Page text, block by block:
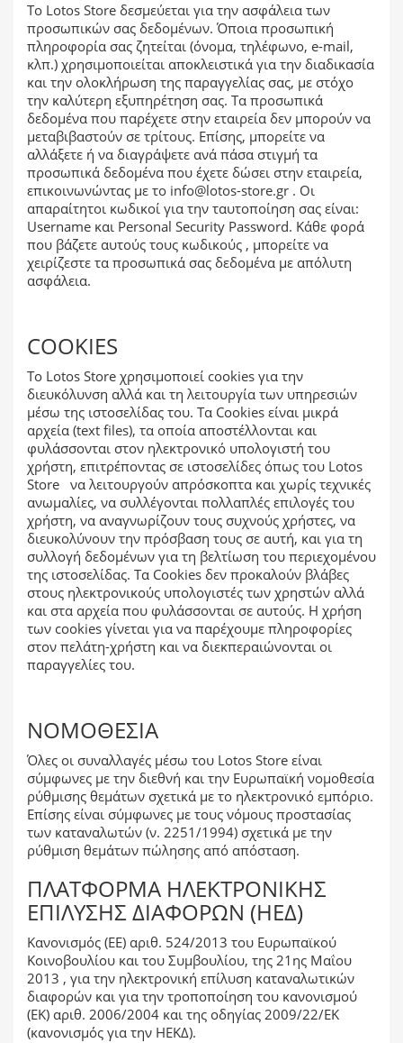
Το Lotos Store δεσμεύεται για την ασφάλεια των
προσωπικών σας δεδομένων. Όποια προσωπική
πληροφορία σας ζητείται (όνομα, τηλέφωνο, e-mail,
κλπ.) χρησιμοποιείται αποκλειστικά για την διαδικασία
και την ολοκλήρωση της παραγγελίας σας, με στόχο
την καλύτερη εξυπηρέτηση σας. Τα προσωπικά
δεδομένα που παρέχετε στην εταιρεία δεν μπορούν να
μεταβιβαστούν σε τρίτους. Επίσης, μπορείτε να
αλλάξετε ή να διαγράψετε ανά πάσα στιγμή τα
προσωπικά δεδομένα που έχετε δώσει στην εταιρεία,
επικοινωνώντας με το info@lotos-store.gr . Οι
απαραίτητοι κωδικοί για την ταυτοποίηση σας είναι:
Username και Personal Security Password. Κάθε φορά
που βάζετε αυτούς τους κωδικούς , μπορείτε να
χειρίζεστε τα προσωπικά σας δεδομένα με απόλυτη
ασφάλεια.
COOKIES
Το Lotos Store χρησιμοποιεί cookies για την
διευκόλυνση αλλά και τη λειτουργία των υπηρεσιών
μέσω της ιστοσελίδας του. Τα Cookies είναι μικρά
αρχεία (text files), τα οποία αποστέλλονται και
φυλάσσονται στον ηλεκτρονικό υπολογιστή του
χρήστη, επιτρέποντας σε ιστοσελίδες όπως του Lotos
Store να λειτουργούν απρόσκοπτα και χωρίς τεχνικές
ανωμαλίες, να συλλέγονται πολλαπλές επιλογές του
χρήστη, να αναγνωρίζουν τους συχνούς χρήστες, να
διευκολύνουν την πρόσβαση τους σε αυτή, και για τη
συλλογή δεδομένων για τη βελτίωση του περιεχομένου
της ιστοσελίδας. Τα Cookies δεν προκαλούν βλάβες
στους ηλεκτρονικούς υπολογιστές των χρηστών αλλά
και στα αρχεία που φυλάσσονται σε αυτούς. Η χρήση
των cookies γίνεται για να παρέχουμε πληροφορίες
στον πελάτη-χρήστη και να διεκπεραιώνονται οι
παραγγελίες του.
ΝΟΜΟΘΕΣΊΑ
Όλες οι συναλλαγές μέσω του Lotos Store είναι
σύμφωνες με την διεθνή και την Ευρωπαϊκή νομοθεσία
ρύθμισης θεμάτων σχετικά με το ηλεκτρονικό εμπόριο.
Επίσης είναι σύμφωνες με τους νόμους προστασίας
των καταναλωτών (ν. 2251/1994) σχετικά με την
ρύθμιση θεμάτων πώλησης από απόσταση.
ΠΛΑΤΦΌΡΜΑ ΗΛΕΚΤΡΟΝΙΚΉΣ
ΕΠΊΛΥΣΗΣ ΔΙΑΦΟΡΏΝ (ΗΕΔ)
Κανονισμός (ΕΕ) αριθ. 524/2013 του Ευρωπαϊκού
Κοινοβουλίου και του Συμβουλίου, της 21ης Μαΐου
2013 , για την ηλεκτρονική επίλυση καταναλωτικών
διαφορών και για την τροποποίηση του κανονισμού
(ΕΚ) αριθ. 2006/2004 και της οδηγίας 2009/22/ΕΚ
(κανονισμός για την ΗΕΚΔ).